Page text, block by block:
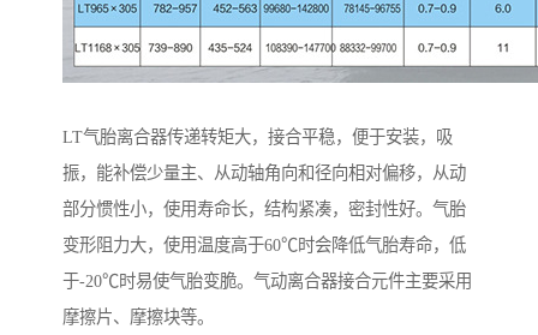
LT气胎离合器传递转矩大，接合平稳，便于安装，吸
振，能补偿少量主、从动轴角向和径向相对偏移，从动
部分惯性小，使用寿命长，结构紧凑，密封性好。气胎
变形阻力大，使用温度高于60℃时会降低气胎寿命，低
于-20℃时易使气胎变脆。气动离合器接合元件主要采用
摩擦片、摩擦块等。